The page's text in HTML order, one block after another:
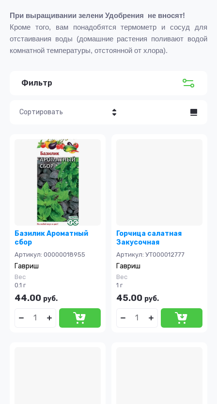
При выращивании зелени Удобрения не вносят!
Кроме того, вам понадобятся термометр и сосуд для
отстаивания воды (домашние растения поливают водой
комнатной температуры, отстоянной от хлора).
Фильтр
Сортировать
Цена - возрастание
Название - Я-А
Название - А-Я
Базилик Ароматный
сбор
Артикул: 00000018955
Гавриш
Вес
0.1 г
44.00 руб.
Горчица салатная
Закусочная
Артикул: УТ000012777
Гавриш
Вес
1 г
45.00 руб.